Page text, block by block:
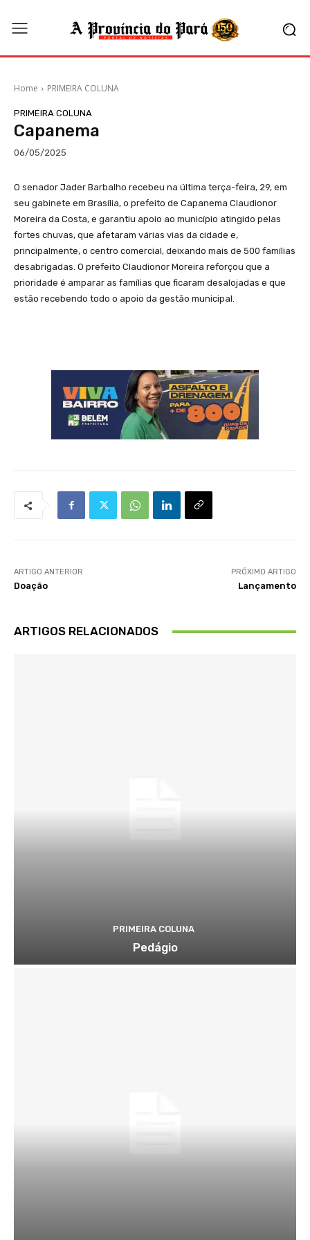
Home PRIMEIRA COLUNA
PRIMEIRA COLUNA
Capanema
06/05/2025
O senador Jader Barbalho recebeu na última terça-feira, 29, em
seu gabinete em Brasília, o prefeito de Capanema Claudionor
Moreira da Costa, e garantiu apoio ao município atingido pelas
fortes chuvas, que afetaram várias vias da cidade e,
principalmente, o centro comercial, deixando mais de 500 famílias
desabrigadas. O prefeito Claudionor Moreira reforçou que a
prioridade é amparar as famílias que ficaram desalojadas e que
estão recebendo todo o apoio da gestão municipal.
ARTIGO ANTERIOR
Doação
PRÓXIMO ARTIGO
Lançamento
ARTIGOS RELACIONADOS
PRIMEIRA COLUNA
Pedágio